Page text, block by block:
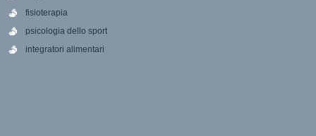
fisioterapia
psicologia dello sport
integratori alimentari